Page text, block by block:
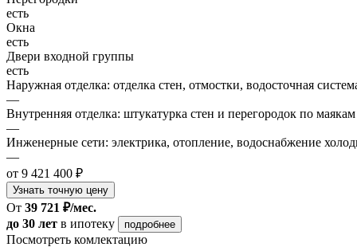
есть
Окна
есть
Двери входной группы
есть
Наружная отделка: отделка стен, отмостки, водосточная
—
Внутренняя отделка: штукатурка стен и перегородок по маякам
—
Инженерные сети: электрика, отопление, водоснабжение
—
от 9 421 400 ₽
Узнать точную цену
От 39 721 ₽/мес.
до 30 лет в ипотеку подробнее
Посмотреть комлектацию